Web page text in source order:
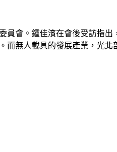
會。鍾佳濱在會後受訪指
無人載具的發展產業，光北